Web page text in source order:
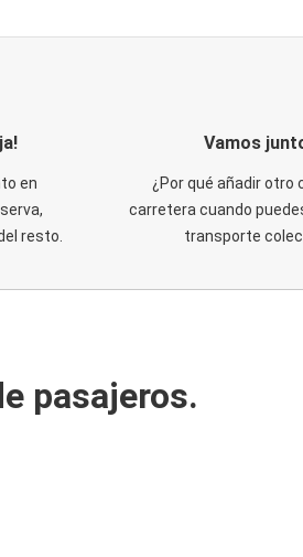
en
resto.
Vamos
¿Por qué añadir otro
carretera cuando
transporte
pasajeros.